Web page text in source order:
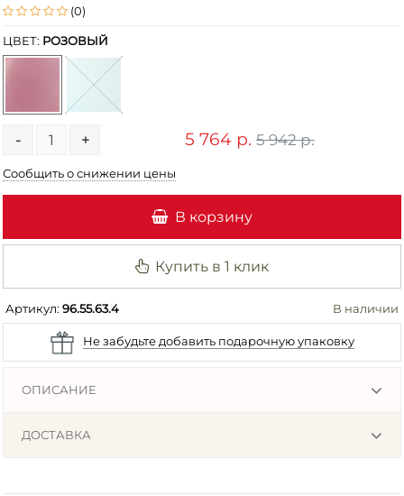
(0)
ЦВЕТ: РОЗОВЫЙ
- + 5 764 р. 5 942 р.
Сообщить о снижении цены
В корзину
Купить в 1 клик
Артикул:96.55.63.4 В наличии
Не забудьте добавить подарочную упаковку
ОПИСАНИЕ
ДОСТАВКА